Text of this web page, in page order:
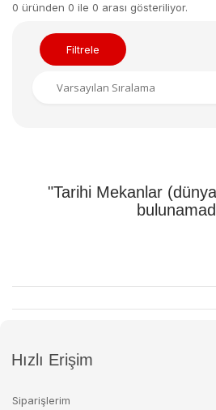
0 üründen 0 ile 0 arası gösteriliyor.
Filtrele
"Tarihi Mekanlar
Hızlı Erişim
Siparişlerim